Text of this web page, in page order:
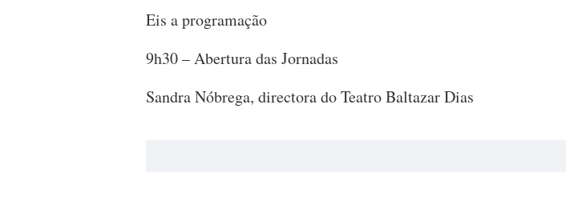
Eis a programação
9h30 – Abertura das Jornadas
Sandra Nóbrega, directora do Teatro Baltazar Dias